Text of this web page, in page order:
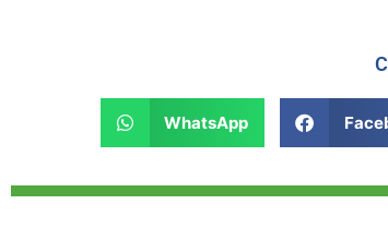
WhatsApp